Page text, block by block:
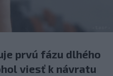
prvú fázu dlhého
viesť k návratu